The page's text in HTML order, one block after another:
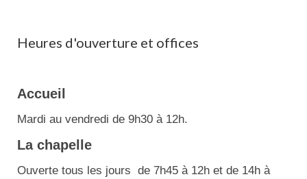
Heures d'ouverture et offices
Accueil
Mardi au vendredi de 9h30 à 12h.
La chapelle
Ouverte tous les jours de 7h45 à 12h et de 14h à